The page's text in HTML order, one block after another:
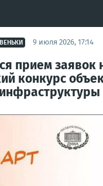
9 июля 2026, 17:14
прием заявок
конкурс